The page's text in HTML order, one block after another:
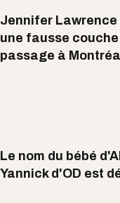
Jennifer
une fausse
passage à Montréal
Le nom du bébé
Yannick d'OD est